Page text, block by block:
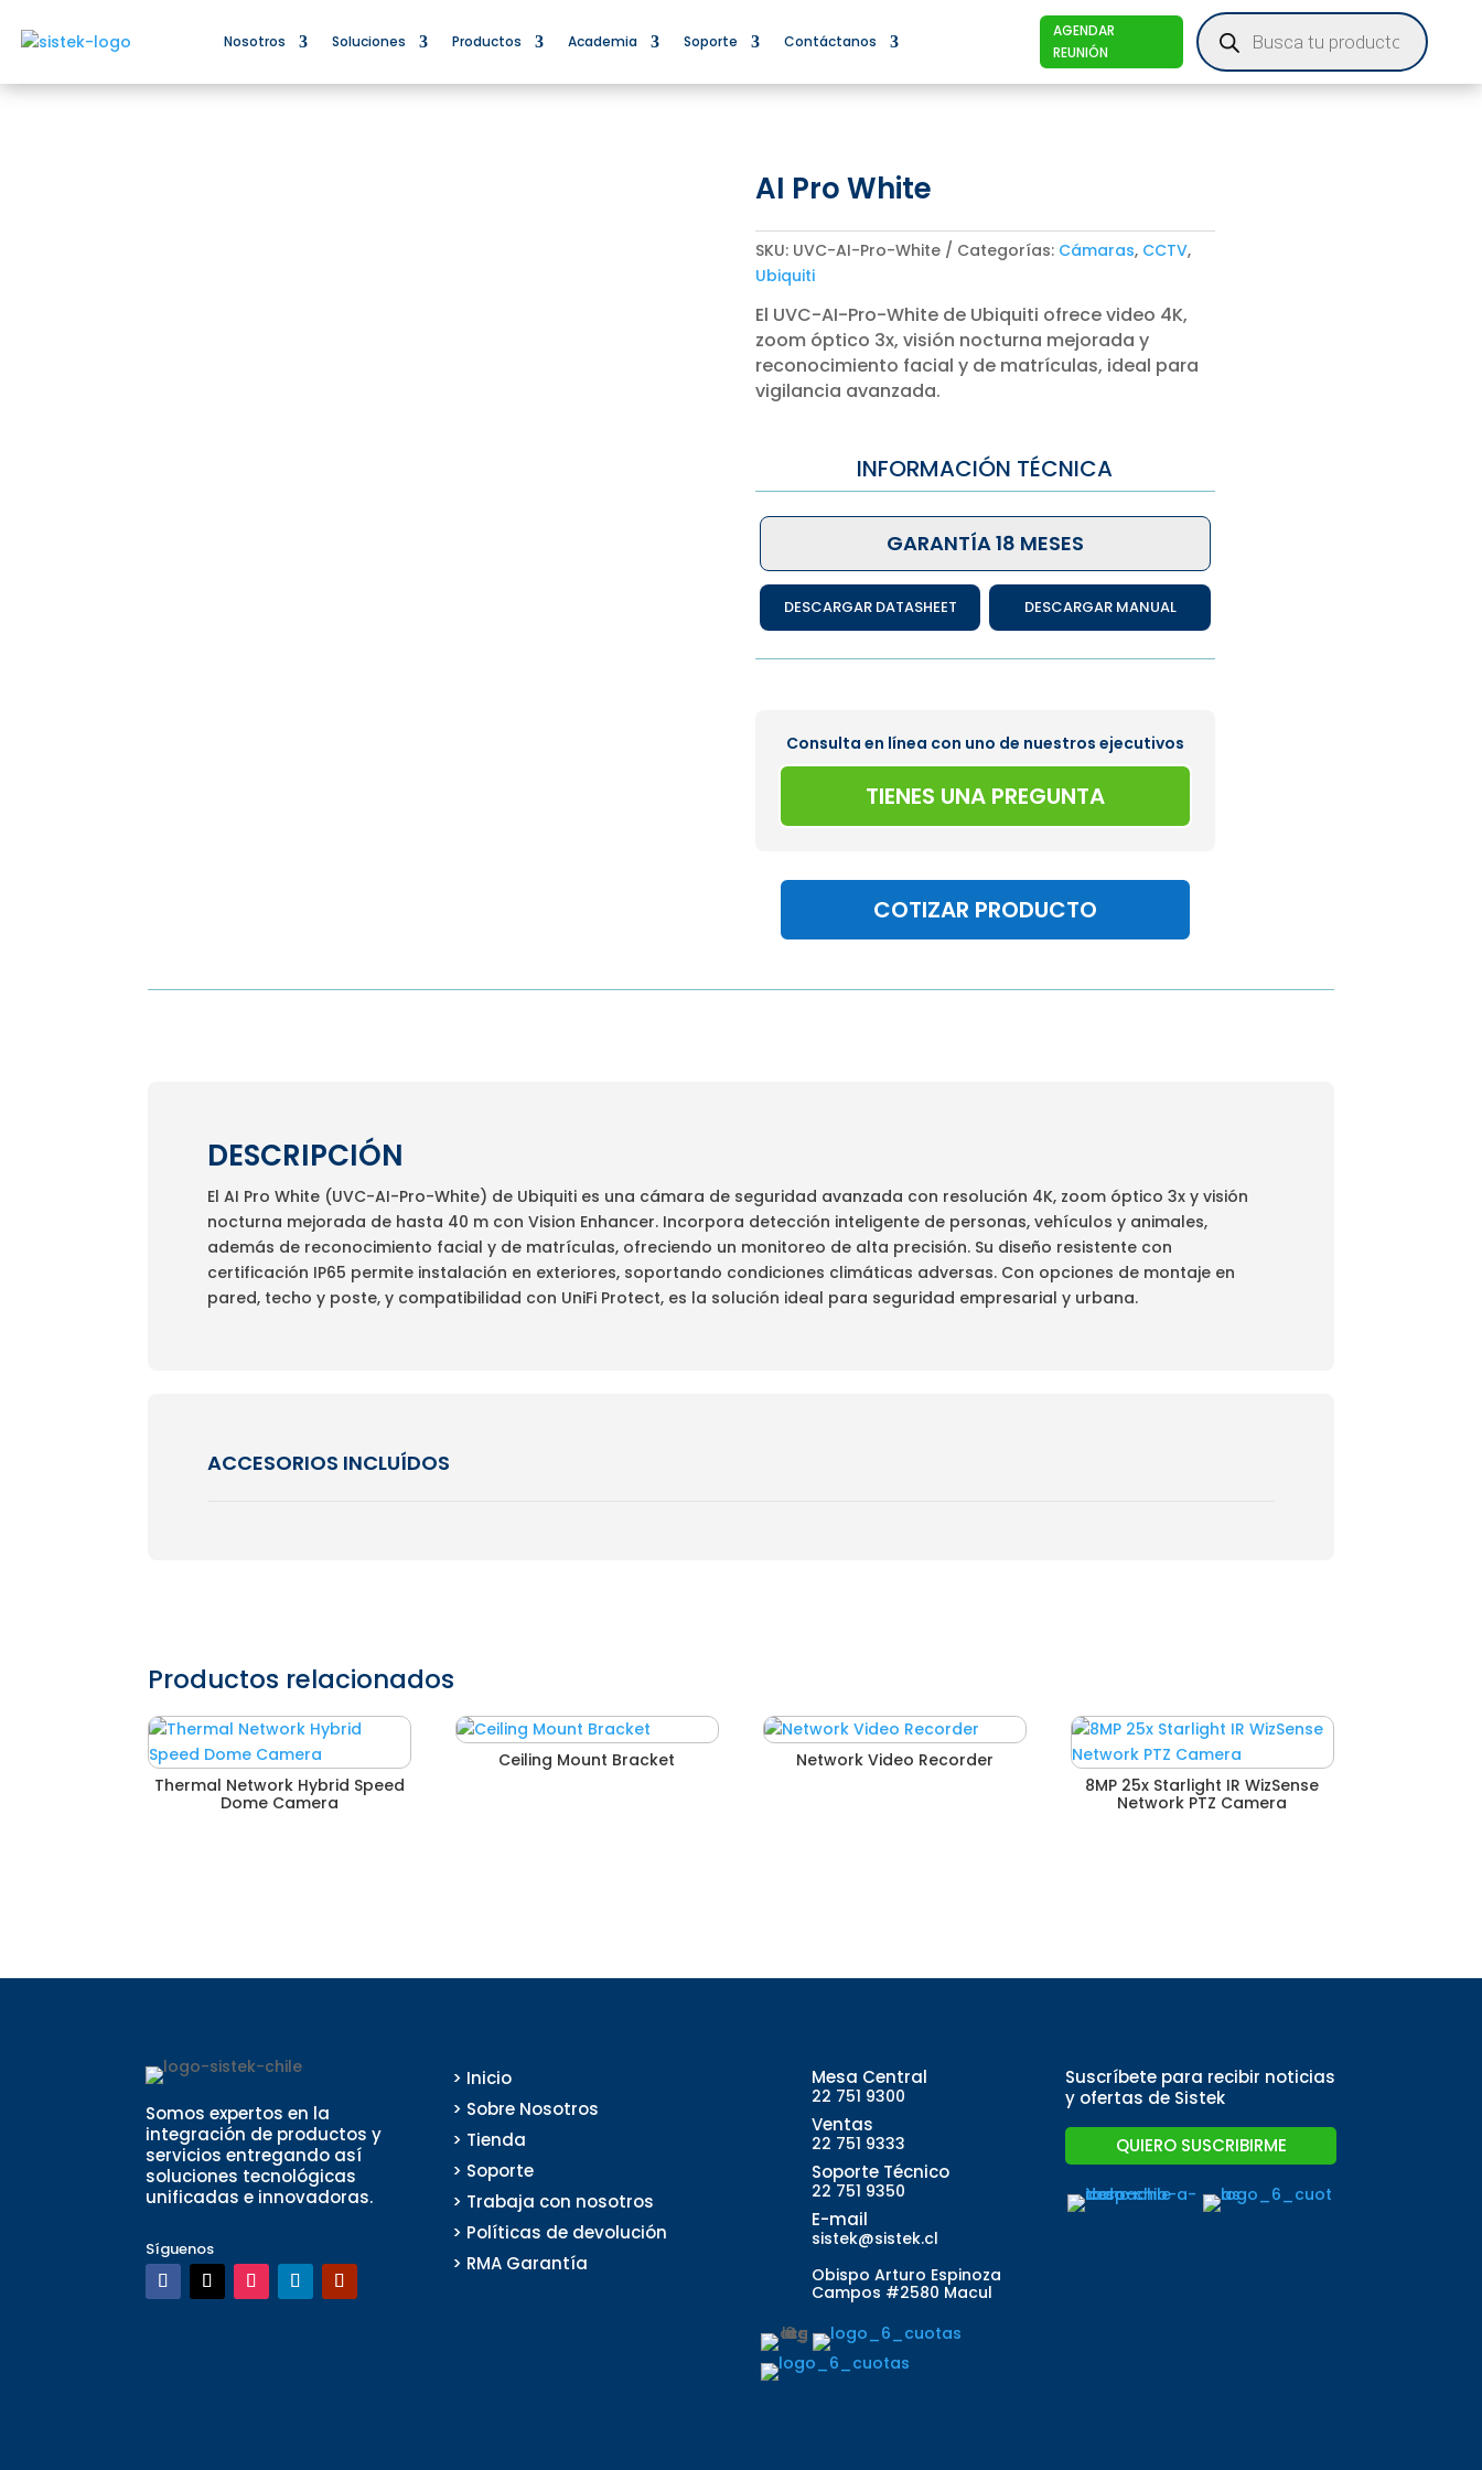
Nosotros Soluciones Productos Academia Soporte Contáctanos
AGENDAR
REUNIÓN
Products
search
AI Pro White
SKU: UVC-AI-Pro-White Categorías: Cámaras, CCTV,
Ubiquiti
El UVC-AI-Pro-White de Ubiquiti ofrece video 4K,
zoom óptico 3x, visión nocturna mejorada y
reconocimiento facial y de matrículas, ideal para
vigilancia avanzada.
INFORMACIÓN TÉCNICA
GARANTÍA 18 MESES
DESCARGAR DATASHEET DESCARGAR MANUAL
Consulta en línea con uno de nuestros ejecutivos
TIENES UNA PREGUNTA
COTIZAR PRODUCTO
DESCRIPCIÓN
El AI Pro White (UVC-AI-Pro-White) de Ubiquiti es una cámara de seguridad avanzada con resolución 4K, zoom óptico 3x y visión
nocturna mejorada de hasta 40 m con Vision Enhancer. Incorpora detección inteligente de personas, vehículos y animales,
además de reconocimiento facial y de matrículas, ofreciendo un monitoreo de alta precisión. Su diseño resistente con
certificación IP65 permite instalación en exteriores, soportando condiciones climáticas adversas. Con opciones de montaje en
pared, techo y poste, y compatibilidad con UniFi Protect, es la solución ideal para seguridad empresarial y urbana.
ACCESORIOS INCLUÍDOS
Productos relacionados
Thermal Network Hybrid Speed
Dome Camera
Ceiling Mount Bracket
Network Video Recorder
8MP 25x Starlight IR WizSense
Network PTZ Camera
Somos expertos en la
integración de productos y
servicios entregando así
soluciones tecnológicas
unificadas e innovadoras.
Síguenos
> Inicio
> Sobre Nosotros
> Tienda
> Soporte
> Trabaja con nosotros
> Políticas de devolución
> RMA Garantía
Mesa Central
22 751 9300
Ventas
22 751 9333
Soporte Técnico
22 751 9350
E-mail
sistek@sistek.cl
Obispo Arturo Espinoza
Campos #2580 Macul
Suscríbete para recibir noticias
y ofertas de Sistek
QUIERO SUSCRIBIRME